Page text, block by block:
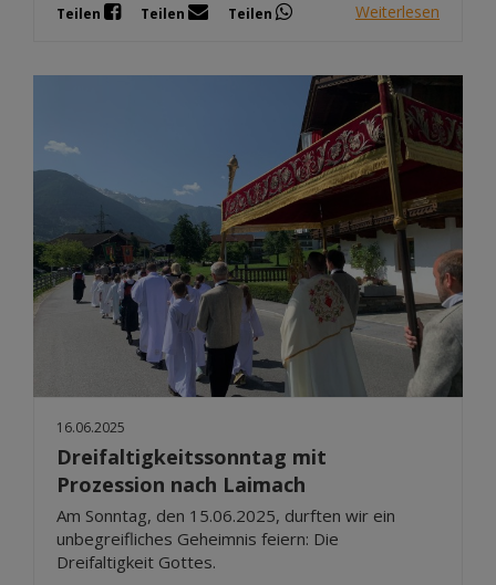
Teilen Teilen Teilen Weiterlesen
16.06.2025
Dreifaltigkeitssonntag mit
Prozession nach Laimach
Am Sonntag, den 15.06.2025, durften wir ein
unbegreifliches Geheimnis feiern: Die
Dreifaltigkeit Gottes.